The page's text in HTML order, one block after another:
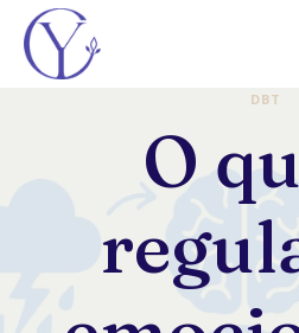
Pular
para
DBT
O